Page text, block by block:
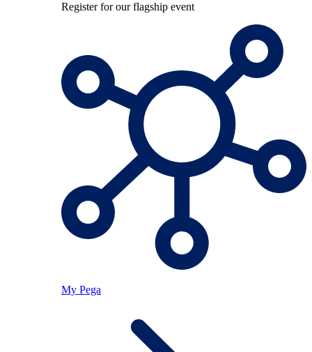
Register for our flagship event
My Pega